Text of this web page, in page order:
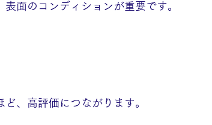
面のコンディションが重要です。
、高評価につながります。